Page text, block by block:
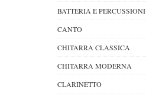
BATTERIA E PERCUSSIONI
CANTO
CHITARRA CLASSICA
CHITARRA MODERNA
CLARINETTO